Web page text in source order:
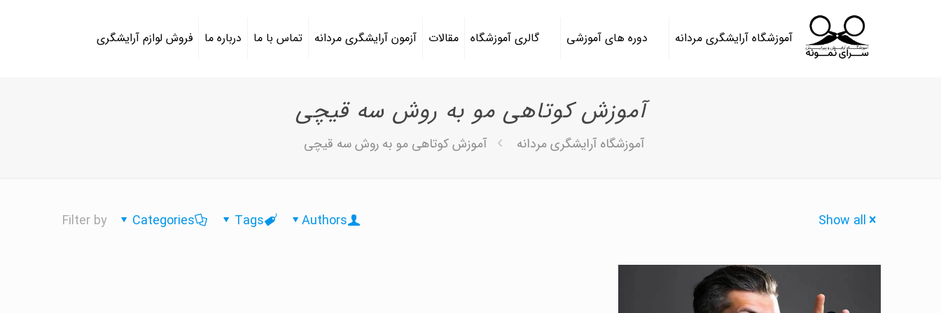
آموزشگاه آرایشگری مردانه دوره های آموزشی گالری آموزشگاه مقالات آزمون آرایشگری مردانه تماس با ما درباره ما فروش لوازم آرایشگری
آموزش کوتاهی مو به روش سه قیچی
آموزشگاه آرایشگری مردانه آموزش کوتاهی مو به روش سه قیچی
Filter by Categories Tags Authors Show all